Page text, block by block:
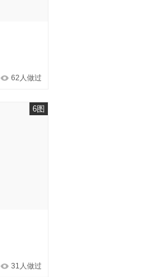
62人做过
6图
31人做过